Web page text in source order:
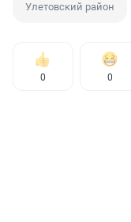
Улетовский район
0 0